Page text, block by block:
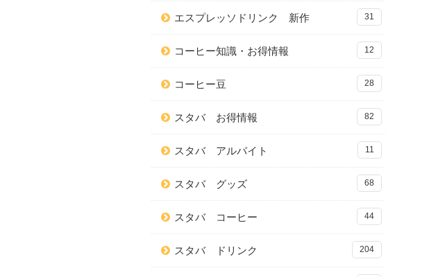
エスプレッソドリンク 新作 31
コーヒー知識・お得情報 12
コーヒー豆 28
スタバ お得情報 82
スタバ アルバイト 11
スタバ グッズ 68
スタバ コーヒー 44
スタバ ドリンク 204